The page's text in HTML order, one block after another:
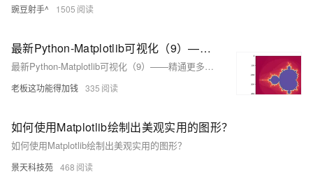
豌豆射手^ 1505
最新Python-Matplotlib可视化（9）——精通更多实用图形的绘制，2024年最新小米面试题库
最新Python-Matplotlib可视化（9）——精通更多实用图形的绘制，2024年最新小米面试题库
老板这功能得加钱 335
如何使用Matplotlib绘制出美观实用的图形？
如何使用Matplotlib绘制出美观实用的图形？
景天科技苑 468